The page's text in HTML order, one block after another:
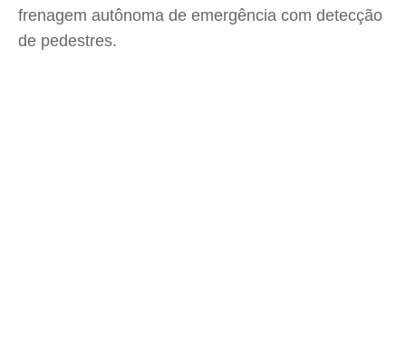
frenagem autônoma de emergência com detecção
de pedestres.